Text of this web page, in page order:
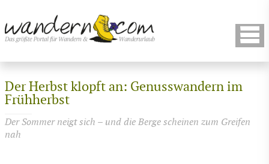
Der Herbst klopft an: Genusswandern im
Frühherbst
Der Sommer neigt sich – und die Berge scheinen zum Greifen
nah